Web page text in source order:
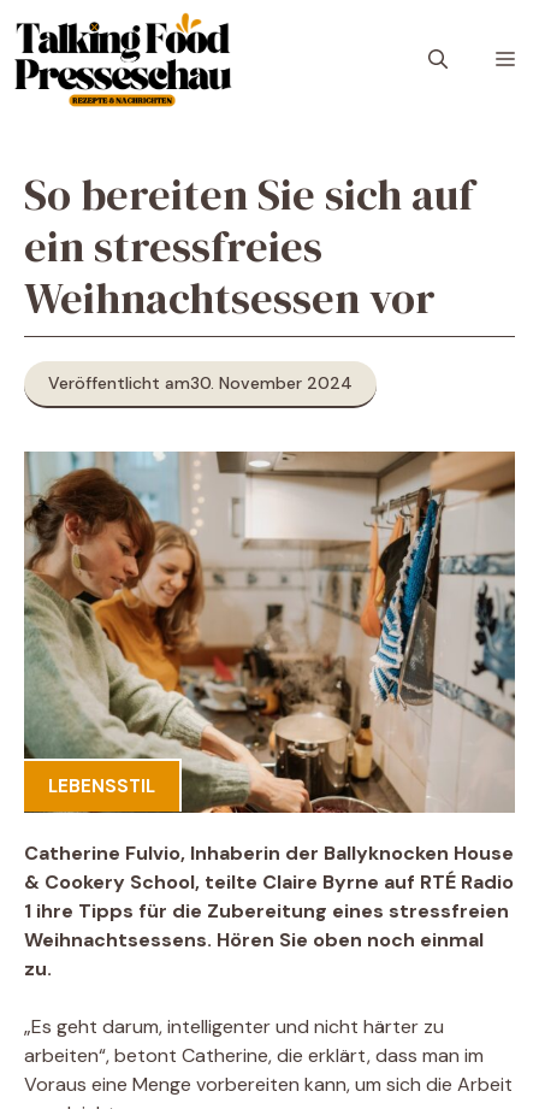
Inhalt
springen
So bereiten Sie sich auf
ein stressfreies
Weihnachtsessen vor
Veröffentlicht am30. November 2024
LEBENSSTIL
Catherine Fulvio, Inhaberin der Ballyknocken House
& Cookery School, teilte Claire Byrne auf RTÉ Radio
1 ihre Tipps für die Zubereitung eines stressfreien
Weihnachtsessens. Hören Sie oben noch einmal
zu.
„Es geht darum, intelligenter und nicht härter zu
arbeiten“, betont Catherine, die erklärt, dass man im
Voraus eine Menge vorbereiten kann, um sich die Arbeit